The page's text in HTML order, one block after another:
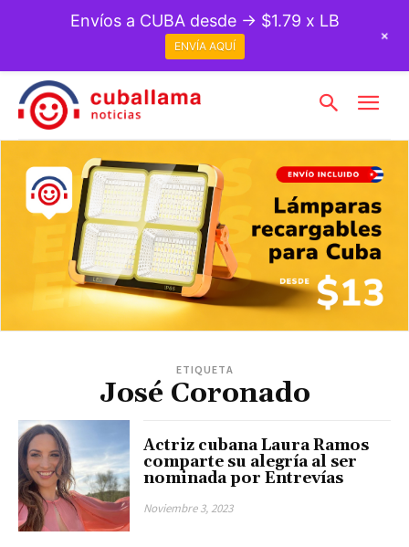
ETIQUETA
José Coronado
Actriz cubana Laura Ramos
comparte su alegría al ser
nominada por Entrevías
Noviembre 3, 2023
Envíos a CUBA desde → $1.79 x LB
ENVÍA AQUÍ
+